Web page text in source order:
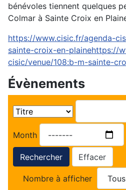
bénévoles tiennent quelques
Colmar à Sainte Croix en
https://www.cisic.fr/agenda-
sainte-croix-en-plainehttps://
cisic/venue/108:b-m-sainte-
Évènements
Month
Rechercher Effacer
Nombre à afficher